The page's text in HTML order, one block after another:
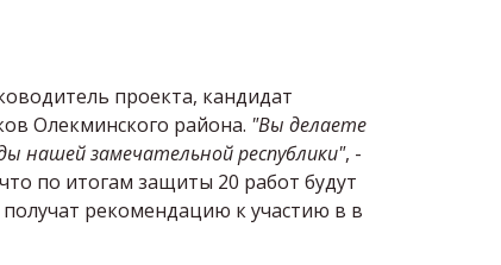
проекта, кандидат
Олекминского района. "Вы делаете
нашей замечательной республики", -
по итогам защиты 20 работ будут
рекомендацию к участию в в